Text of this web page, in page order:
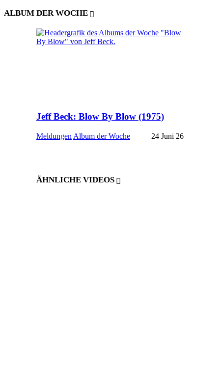
ALBUM DER WOCHE
Jeff Beck: Blow By Blow (1975)
Meldungen Album der Woche 24 Juni 26
ÄHNLICHE VIDEOS